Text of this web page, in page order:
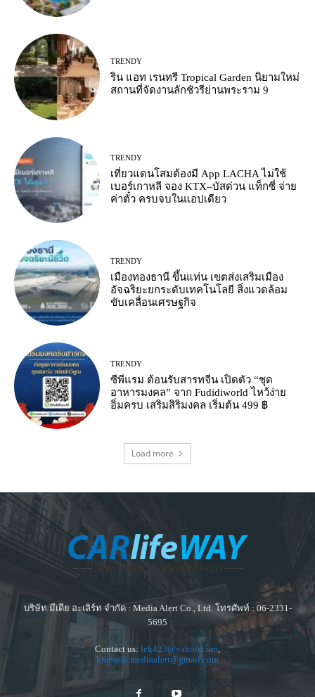
TRENDY
ริน แอท เรนทรี Tropical Garden นิยามใหม่
สถานที่จัดงานลักชัวรีย่านพระราม 9
TRENDY
เที่ยวแดนโสมต้องมี App LACHA ไม่ใช้
เบอร์เกาหลี จอง KTX–บัสด่วน แท็กซี่ จ่าย
ค่าตั๋ว ครบจบในแอปเดียว
TRENDY
เมืองทองธานี ขึ้นแท่น เขตส่งเสริมเมือง
อัจฉริยะยกระดับเทคโนโลยี สิ่งแวดล้อม
ขับเคลื่อนเศรษฐกิจ
TRENDY
ซีพีแรม ต้อนรับสารทจีน เปิดตัว “ชุด
อาหารมงคล” จาก Fudidiworld ไหว้ง่าย
อิ่มครบ เสริมสิริมงคล เริ่มต้น 499 ฿
Load more
บริษัท มีเดีย อะเลิร์ท จำกัด : Media Alert Co., Ltd. โทรศัพท์ : 06-2331-
5695
Contact us: lek423@yahoo.com
krapook.mediaalert@gmail.com